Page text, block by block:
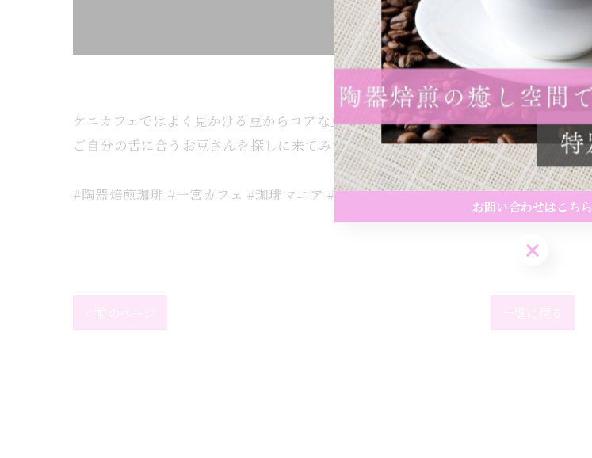
ケニカフェではよく見かける豆からコアな豆まで約20種類ほど扱っています🫘
ご自分の舌に合うお豆さんを探しに来てみては✨
#陶器焙煎珈琲 #一宮カフェ #珈琲マニア #愛知カフェ #一宮市カフェ
お問い合わせはこちら
お問い合わせはこちら